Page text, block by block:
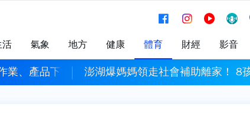
活 氣象 地方 健康 體育 財經 影音
、產品下架回收澎湖爆媽媽領走社會補助離家！ 8